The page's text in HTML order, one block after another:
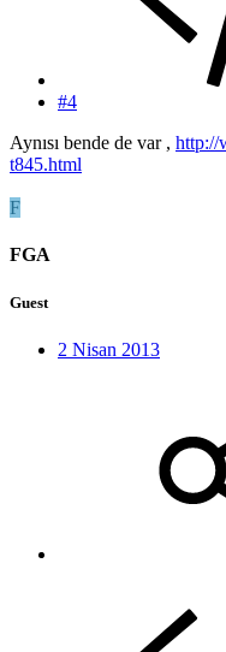
#4
Aynısı bende de var , http://
t845.html
F
FGA
Guest
2 Nisan 2013